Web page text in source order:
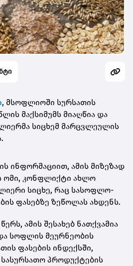
, მსოფლიოში სურსათის
მაქსიმუმს მიაღწია და
სიცხემ მარცვლეულის
ინფორმაციით, ამის მიზეზად
ომი, კონფლიქტი ახლო
სიცხე, რაც სასოფლო-
ფასებზე ზეწოლას ახდენს.
ამის შესახებ ნათქვამია
სოფლის მეურნეობის
ფასების ინდექსში,
პროდუქტების